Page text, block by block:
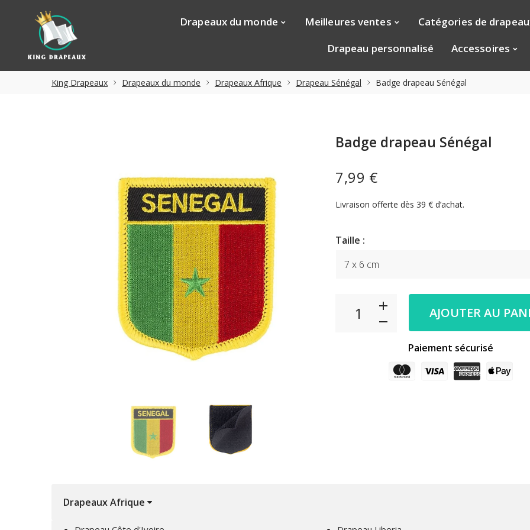
Drapeaux du monde Meilleures ventes Catégories de
Drapeau personnalisé
Accessoires
King Drapeaux Drapeaux du monde Drapeaux Afrique Drapeau Sénégal Badge drapeau Sénégal
7,99 €
Badge drapeau Sénégal
Livraison offerte dès 39 € d’achat.
Taille :
AJOUTER AU
Paiement sécurisé
Drapeaux Afrique